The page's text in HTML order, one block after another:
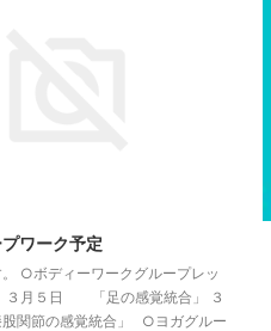
ワーク予定
。 ○ボディーワークグループレッ
３月５日 「足の感覚統合」 ３
関節の感覚統合」 ○ヨガグルー